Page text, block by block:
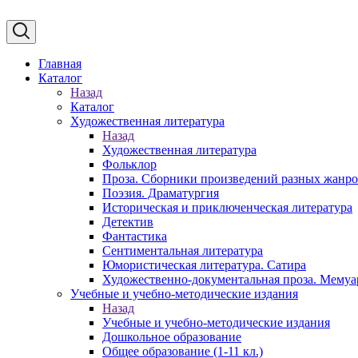
Главная
Каталог
Назад
Каталог
Художественная литература
Назад
Художественная литература
Фольклор
Проза. Сборники произведений разных
Поэзия. Драматургия
Историческая и приключенческая литература
Детектив
Фантастика
Сентиментальная литература
Юмористическая литература. Сатира
Художественно-документальная проза.
Учебные и учебно-методические издания
Назад
Учебные и учебно-методические издания
Дошкольное образование
Общее образование (1-11 кл.)